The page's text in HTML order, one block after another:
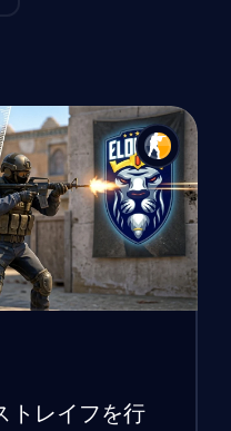
トレイフを行